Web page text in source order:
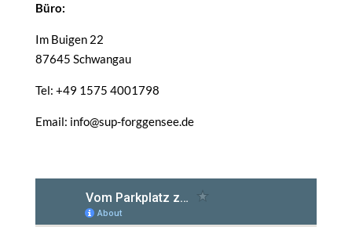
Büro:
Im Buigen 22
87645 Schwangau
Tel: +49 1575 4001798
Email: info@sup-forggensee.de